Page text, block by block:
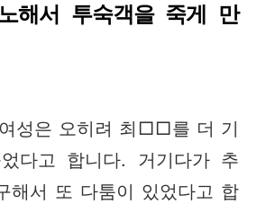
해서 투숙객을 죽게 만
성은 오히려 최□□를 더 기
다고 합니다. 거기다가 추
해서 또 다툼이 있었다고 합